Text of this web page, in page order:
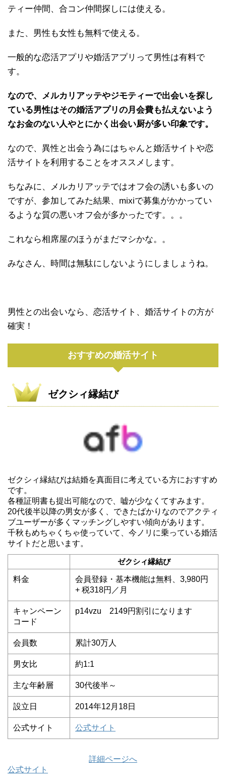
ティー仲間、合コン仲間探しには使える。
また、男性も女性も無料で使える。
一般的な恋活アプリや婚活アプリって男性は有料で
す。
なので、メルカリアッテやジモティーで出会いを探し
ている男性はその婚活アプリの月会費も払えないよう
なお金のない人やとにかく出会い厨が多い印象です。
なので、異性と出会う為にはちゃんと婚活サイトや恋
活サイトを利用することをオススメします。
ちなみに、メルカリアッテではオフ会の誘いも多いの
ですが、参加してみた結果、mixiで募集がかかってい
るような質の悪いオフ会が多かったです。。。
これなら相席屋のほうがまだマシかな。。
みなさん、時間は無駄にしないようにしましょうね。
男性との出会いなら、恋活サイト、婚活サイトの方が
確実！
おすすめの婚活サイト
ゼクシィ縁結び
ゼクシィ縁結びは結婚を真面目に考えている方におすすめ
です。
各種証明書も提出可能なので、嘘が少なくてすみます。
20代後半以降の男女が多く、できたばかりなのでアクティ
ブユーザーが多くマッチングしやすい傾向があります。
千秋もめちゃくちゃ使っていて、今ノリに乗っている婚活
サイトだと思います。
ゼクシィ縁結び
料金 会員登録・基本機能は無料、 3,980円
+ 税318円／月
キャンペーン
コード
p14vzu 2149円割引になります
会員数 累計30万人
男女比 約1:1
主な年齢層 30代後半～
設立日 2014年12月18日
公式サイト 公式サイト
詳細ページへ
公式サイト